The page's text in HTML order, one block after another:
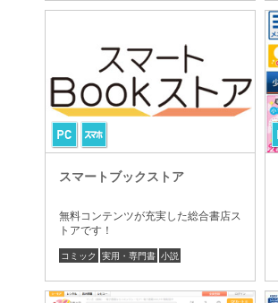
スマートブックストア
無料コンテンツが充実した総合書店ス
トアです！
コミック 実用・専門書 小説